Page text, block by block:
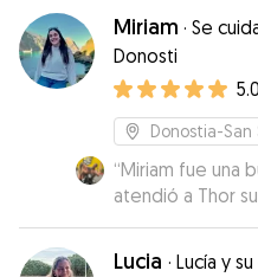
quedamos muy
se le veía muy
Nosotros
Miriam · Se
Donosti
5.0
Donostia-San
“Miriam fue una
atendió a Thor
veces.”
Lucia · Lucía y